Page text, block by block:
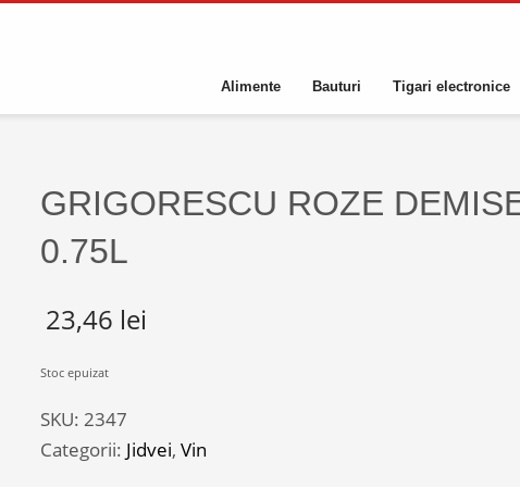
Alimente Bauturi Tigari electronice
GRIGORESCU ROZE
0.75L
23,46 lei
Stoc epuizat
SKU: 2347
Categorii: Jidvei, Vin